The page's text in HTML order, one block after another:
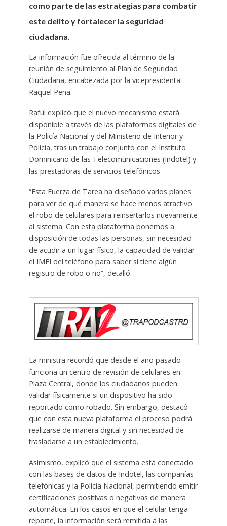
como parte de las estrategias para combatir
este delito y fortalecer la seguridad
ciudadana.
La información fue ofrecida al término de la
reunión de seguimiento al Plan de Seguridad
Ciudadana, encabezada por la vicepresidenta
Raquel Peña.
Raful explicó que el nuevo mecanismo estará
disponible a través de las plataformas digitales de
la Policía Nacional y del Ministerio de Interior y
Policía, tras un trabajo conjunto con el Instituto
Dominicano de las Telecomunicaciones (Indotel) y
las prestadoras de servicios telefónicos.
“Esta Fuerza de Tarea ha diseñado varios planes
para ver de qué manera se hace menos atractivo
el robo de celulares para reinsertarlos nuevamente
al sistema. Con esta plataforma ponemos a
disposición de todas las personas, sin necesidad
de acudir a un lugar físico, la capacidad de validar
el IMEI del teléfono para saber si tiene algún
registro de robo o no”, detalló.
La ministra recordó que desde el año pasado
funciona un centro de revisión de celulares en
Plaza Central, donde los ciudadanos pueden
validar físicamente si un dispositivo ha sido
reportado como robado. Sin embargo, destacó
que con esta nueva plataforma el proceso podrá
realizarse de manera digital y sin necesidad de
trasladarse a un establecimiento.
Asimismo, explicó que el sistema está conectado
con las bases de datos de Indotel, las compañías
telefónicas y la Policía Nacional, permitiendo emitir
certificaciones positivas o negativas de manera
automática. En los casos en que el celular tenga
reporte, la información será remitida a las